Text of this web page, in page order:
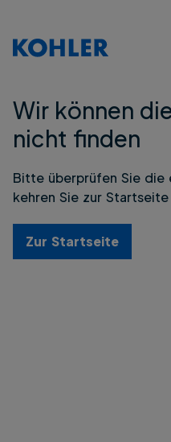
Wir können
nicht finden
Bitte überprüfen Sie die
kehren Sie zur
Zur Startseite